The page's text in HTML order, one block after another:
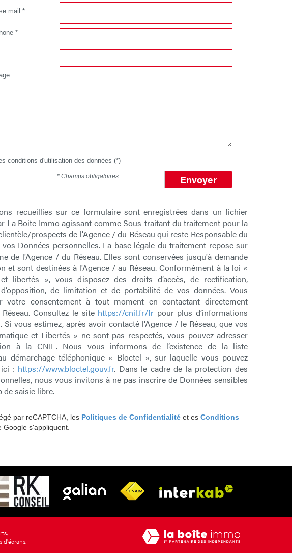
mail *
*
conditions d'utilisation des données (*)
Envoyer
* Champs obligatoires
recueillies sur ce formulaire sont enregistrées dans un fichier
La Boite Immo agissant comme Sous-traitant du traitement pour la
prospects de l'Agence / du Réseau qui reste Responsable du
Données personnelles. La base légale du traitement repose sur
de l'Agence / du Réseau. Elles sont conservées jusqu'à demande
et sont destinées à l'Agence / au Réseau. Conformément à la loi «
libertés », vous disposez des droits d’accès, de rectification,
d’opposition, de limitation et de portabilité de vos données. Vous
votre consentement à tout moment en contactant directement
Consultez le site https://cnil.fr/fr pour plus d’informations
vous estimez, après avoir contacté l'Agence / le Réseau, que vos
et Libertés » ne sont pas respectés, vous pouvez adresser
à la CNIL. Nous vous informons de l’existence de la liste
démarchage téléphonique « Bloctel », sur laquelle vous pouvez
: https://www.bloctel.gouv.fr. Dans le cadre de la protection des
nous vous invitons à ne pas inscrire de Données sensibles
de saisie libre.
par reCAPTCHA, les Politiques de Confidentialité et es Conditions
Google s'appliquent.
d'écrans.